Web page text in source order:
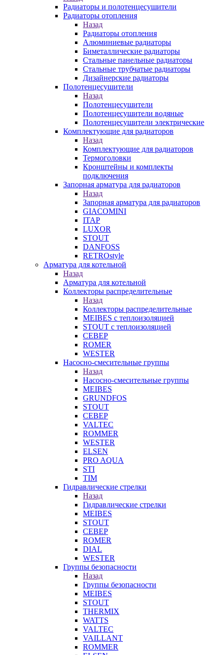
Радиаторы и полотенцесушители
Радиаторы отопления
Назад
Радиаторы отопления
Алюминиевые радиаторы
Биметаллические радиаторы
Стальные панельные радиаторы
Стальные трубчатые радиаторы
Дизайнерские радиаторы
Полотенцесушители
Назад
Полотенцесушители
Полотенцесушители водяные
Полотенцесушители электрические
Комплектующие для радиаторов
Назад
Комплектующие для радиаторов
Термоголовки
Кронштейны и комплекты
подключения
Запорная арматура для радиаторов
Назад
Запорная арматура для радиаторов
GIACOMINI
ITAP
LUXOR
STOUT
DANFOSS
RETROstyle
Арматура для котельной
Назад
Арматура для котельной
Коллекторы распределительные
Назад
Коллекторы распределительные
MEIBES с теплоизоляцией
STOUT с теплоизоляцией
СЕВЕР
ROMER
WESTER
Насосно-смесительные группы
Назад
Насосно-смесительные группы
MEIBES
GRUNDFOS
STOUT
СЕВЕР
VALTEC
ROMMER
WESTER
ELSEN
PRO AQUA
STI
TIM
Гидравлические стрелки
Назад
Гидравлические стрелки
MEIBES
STOUT
СЕВЕР
ROMER
DIAL
WESTER
Группы безопасности
Назад
Группы безопасности
MEIBES
STOUT
THERMIX
WATTS
VALTEC
VAILLANT
ROMMER